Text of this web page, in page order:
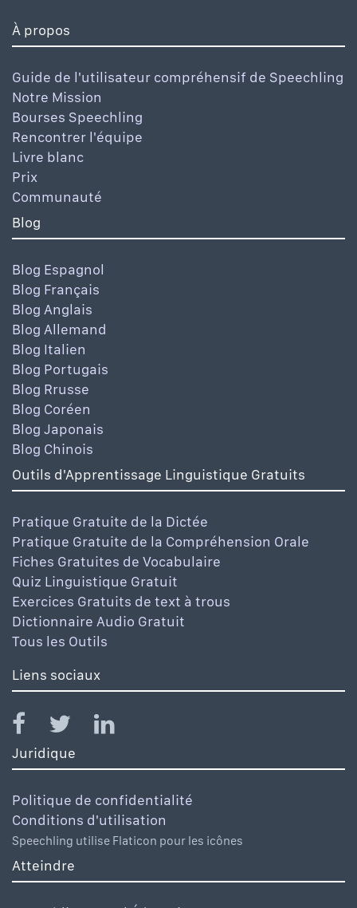
À propos
Guide de l'utilisateur compréhensif de Speechling
Notre Mission
Bourses Speechling
Rencontrer l'équipe
Livre blanc
Prix
Communauté
Blog
Blog Espagnol
Blog Français
Blog Anglais
Blog Allemand
Blog Italien
Blog Portugais
Blog Rrusse
Blog Coréen
Blog Japonais
Blog Chinois
Outils d'Apprentissage Linguistique Gratuits
Pratique Gratuite de la Dictée
Pratique Gratuite de la Compréhension Orale
Fiches Gratuites de Vocabulaire
Quiz Linguistique Gratuit
Exercices Gratuits de text à trous
Dictionnaire Audio Gratuit
Tous les Outils
Liens sociaux
Juridique
Politique de confidentialité
Conditions d'utilisation
Speechling utilise Flaticon pour les icônes
Atteindre